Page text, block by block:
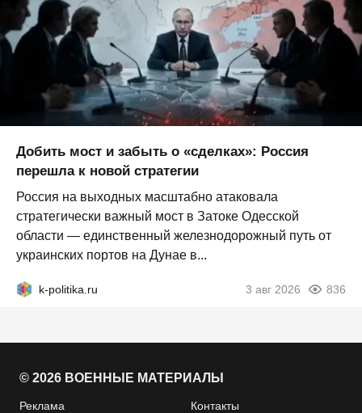
Добить мост и забыть о «сделках»: Россия
перешла к новой стратегии
Россия на выходных масштабно атаковала
стратегически важный мост в Затоке Одесской
области — единственный железнодорожный путь от
украинских портов на Дунае в...
k-politika.ru 3 авг 2026 836
© 2026 ВОЕННЫЕ МАТЕРИАЛЫ
Реклама Контакты